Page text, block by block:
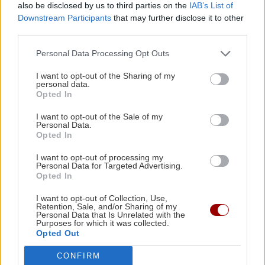
also be disclosed by us to third parties on the IAB’s List of
Downstream Participants that may further disclose it to other
Personal Data Processing Opt Outs
I want to opt-out of the Sharing of my
personal data.
Opted In
I want to opt-out of the Sale of my
Personal Data.
Opted In
I want to opt-out of processing my
Personal Data for Targeted Advertising.
Opted In
I want to opt-out of Collection, Use,
Retention, Sale, and/or Sharing of my
Personal Data that Is Unrelated with the
Purposes for which it was collected.
Opted Out
CONFIRM
Τι συμβαίνει με Γαρυφαλλιά Καληφώνη και
Χρήστο Μάστορα;
ΟΦΗ: Στο Ηράκλειο ο Λορέντσο Ντίκμαν – Τη
Δευτέρα οι εξετάσεις και οι υπογραφές
11:47
ΕΛΛΑΔΑ
πινακίδες ΙΧ με λίγα κλικ!
ΚΡΗΤΗ
Κρήτη: Απανωτά περιστατικά μέθης – Στο
ΕΚΑΒ ο «λογαριασμός» της νυχτερινής
διασκέδασης
GOSSIP - LIFESTYLE
Η Βαλέρια Χοψονίδου και ο Αντώνης
Βλωτιδέλλης βάφτισαν τον μοναχογιό
Έξοδος Αυγούστου: Κορυφώνεται η
φυγή των αδειούχων – «Ουρές» σε
λιμάνια και ΚΤΕΛ